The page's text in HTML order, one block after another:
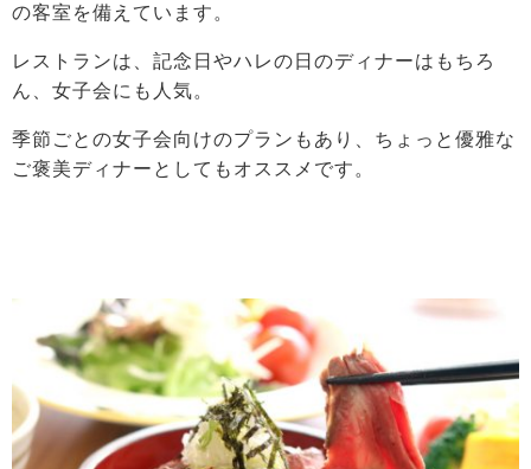
の客室を備えています。
レストランは、記念日やハレの日のディナーはもちろ
ん、女子会にも人気。
季節ごとの女子会向けのプランもあり、ちょっと優雅な
ご褒美ディナーとしてもオススメです。